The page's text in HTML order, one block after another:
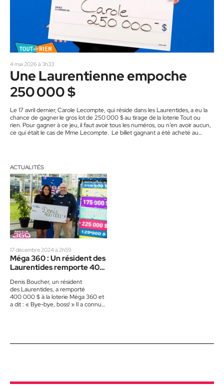
4 mai 2026 à 3h33
Une Laurentienne empoche
250 000 $
Le 17 avril dernier, Carole Lecompte, qui réside dans les Laurentides, a eu la
chance de gagner le gros lot de 250 000 $ au tirage de la loterie Tout ou
rien. Pour gagner à ce jeu, il faut avoir tous les numéros, ou n’en avoir aucun,
ce qui était le cas de Mme Lecompte. Le billet gagnant a été acheté au
ACTUALITÉS
17 décembre 2024 à 2h59
Méga 360 : Un résident des
Laurentides remporte 400
Denis Boucher, un résident
des Laurentides, a remporté
400 000 $ à la loterie Méga 360 et
a dit : « Bye-bye, boss! » Il a connu